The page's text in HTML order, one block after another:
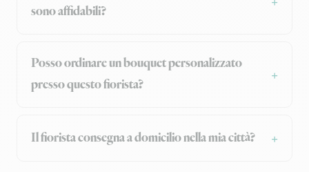
sono affidabili?
Posso ordinare un bouquet personalizzato
presso questo fiorista?
Il fiorista consegna a domicilio nella mia città?